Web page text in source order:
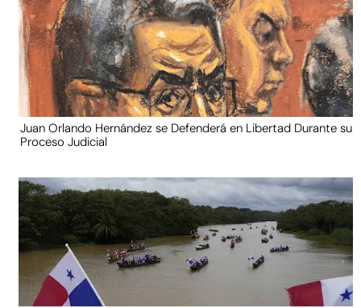
Juan Orlando Hernández se Defenderá en Libertad Durante su
Proceso Judicial